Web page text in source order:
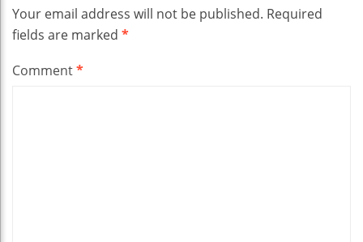
Your email address will not be published. Required
fields are marked *
Comment*